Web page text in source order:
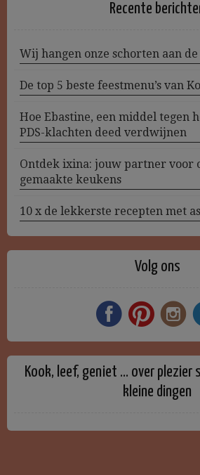
Recente
Wij hangen onze schorten aan
De top 5 beste feestmenu’s van
Hoe Ebastine, een middel tegen
PDS-klachten deed verdwijnen
Ontdek ixina: jouw partner voor
gemaakte keukens
10 x de lekkerste recepten met
Volg ons
Kook, leef, geniet … over plezier
kleine dingen